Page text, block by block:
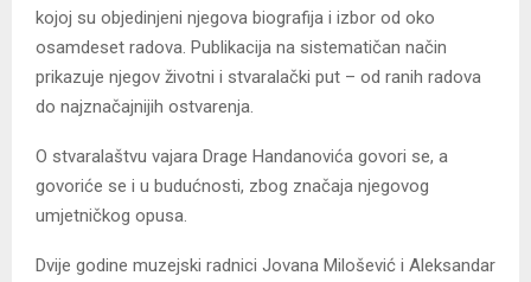
kojoj su objedinjeni njegova biografija i izbor od oko
osamdeset radova. Publikacija na sistematičan način
prikazuje njegov životni i stvaralački put – od ranih radova
do najznačajnijih ostvarenja.
O stvaralaštvu vajara Drage Handanovića govori se, a
govoriće se i u budućnosti, zbog značaja njegovog
umjetničkog opusa.
Dvije godine muzejski radnici Jovana Milošević i Aleksandar